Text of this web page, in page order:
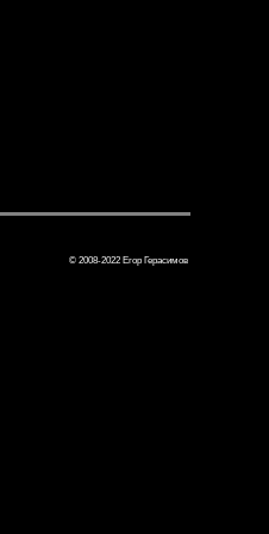
© 2008-2022 Егор Герасимов